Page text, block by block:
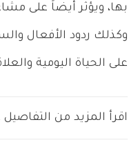
بها، ويؤثر أيضاً على
وكذلك ردود الأفعال
على الحياة اليومية
اقرأ المزيد من